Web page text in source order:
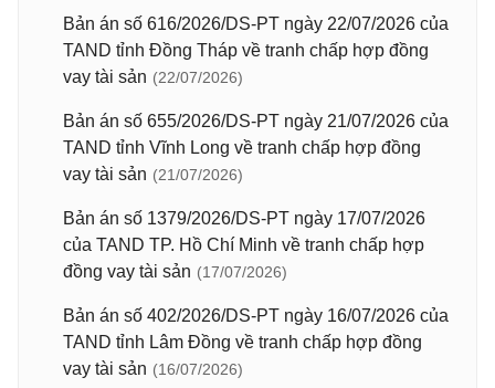
Bản án số 616/2026/DS-PT ngày 22/07/2026 của
TAND tỉnh Đồng Tháp về tranh chấp hợp đồng
vay tài sản (22/07/2026)
Bản án số 655/2026/DS-PT ngày 21/07/2026 của
TAND tỉnh Vĩnh Long về tranh chấp hợp đồng
vay tài sản (21/07/2026)
Bản án số 1379/2026/DS-PT ngày 17/07/2026
của TAND TP. Hồ Chí Minh về tranh chấp hợp
đồng vay tài sản (17/07/2026)
Bản án số 402/2026/DS-PT ngày 16/07/2026 của
TAND tỉnh Lâm Đồng về tranh chấp hợp đồng
vay tài sản (16/07/2026)